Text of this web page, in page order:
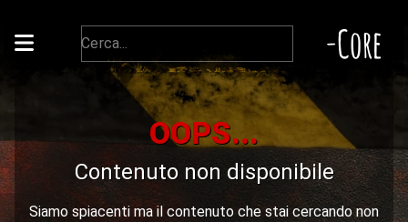
-Core
OOPS...
Contenuto non disponibile
Siamo spiacenti ma il contenuto che stai cercando non